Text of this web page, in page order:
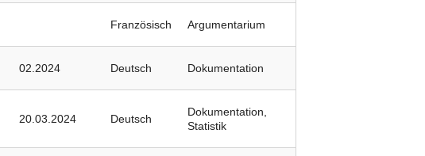
Französisch Argumentarium
02.2024 Deutsch Dokumentation
20.03.2024 Deutsch
Dokumentation,
Statistik